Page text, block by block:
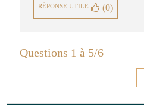
RÉPONSE UTILE (0)
Questions 1 à 5/6